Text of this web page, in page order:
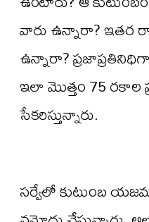
వారు ఉన్నారా? ఇతర
ఉన్నారా?
ఇలా మొత్తం 75 రకాల
సేకరిస్తున్నారు.
సర్వేలో కుటుంబ